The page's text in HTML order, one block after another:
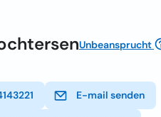
Unbeansprucht
E-mail senden